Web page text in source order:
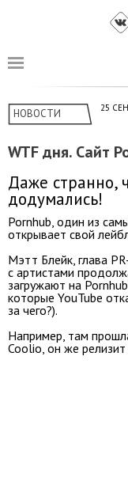
НОВОСТИ 25
WTF дня. Сайт
Даже странно,
додумались!
Pornhub, один из
открывает свой
Мэтт Блейк, глава
с артистами
загружают на
которые YouTube
за чего?).
Например, там
Coolio, он же